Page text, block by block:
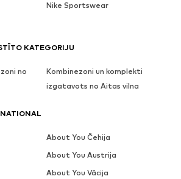
Nike Sportswear
KATEGORIJU
no
Kombinezoni un komplekti
izgatavots no Aitas vilna
About You Čehija
About You Austrija
About You Vācija